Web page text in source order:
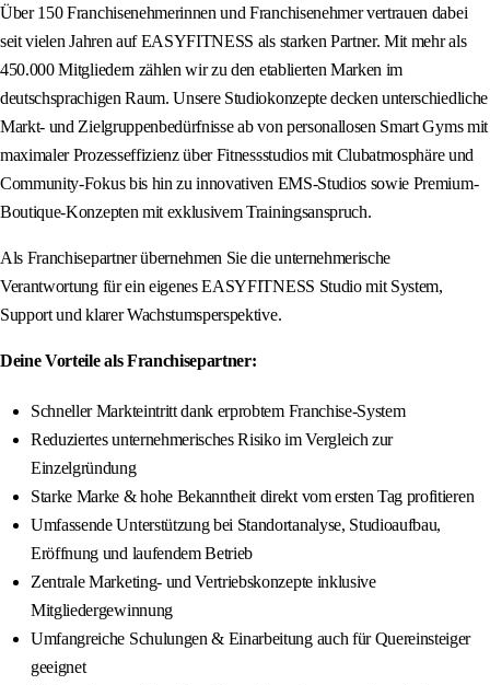
Über 150 Franchisenehmerinnen und Franchisenehmer vertrauen dabei
seit vielen Jahren auf EASYFITNESS als starken Partner. Mit mehr als
450.000 Mitgliedern zählen wir zu den etablierten Marken im
deutschsprachigen Raum. Unsere Studiokonzepte decken unterschiedliche
Markt- und Zielgruppenbedürfnisse ab von personallosen Smart Gyms mit
maximaler Prozesseffizienz über Fitnessstudios mit Clubatmosphäre und
Community-Fokus bis hin zu innovativen EMS-Studios sowie Premium-
Boutique-Konzepten mit exklusivem Trainingsanspruch.
Als Franchisepartner übernehmen Sie die unternehmerische
Verantwortung für ein eigenes EASYFITNESS Studio mit System,
Support und klarer Wachstumsperspektive.
Deine Vorteile als Franchisepartner:
Schneller Markteintritt dank erprobtem Franchise-System
Reduziertes unternehmerisches Risiko im Vergleich zur
Einzelgründung
Starke Marke & hohe Bekanntheit direkt vom ersten Tag profitieren
Umfassende Unterstützung bei Standortanalyse, Studioaufbau,
Eröffnung und laufendem Betrieb
Zentrale Marketing- und Vertriebskonzepte inklusive
Mitgliedergewinnung
Umfangreiche Schulungen & Einarbeitung auch für Quereinsteiger
geeignet